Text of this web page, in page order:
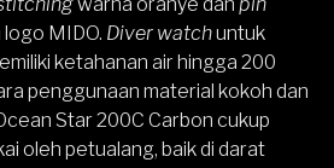
MIDO. Diver watchuntuk
ketahanan air hingga 200
penggunaan material kokoh dan
Star 200C Carbon cukup
oleh petualang, baik di darat